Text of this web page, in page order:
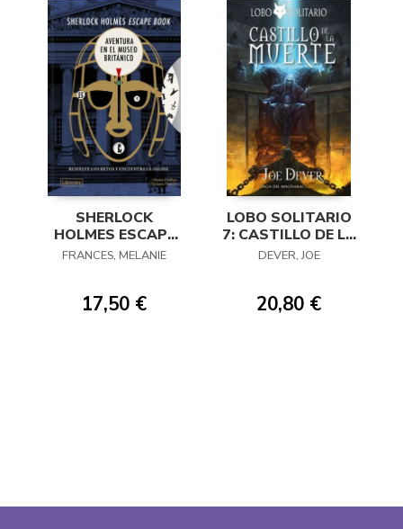
SHERLOCK
HOLMES ESCAPE
BOOK 03
FRANCES, MELANIE
17,50 €
LOBO SOLITARIO
7: CASTILLO DE LA
MUERTE
DEVER, JOE
20,80 €